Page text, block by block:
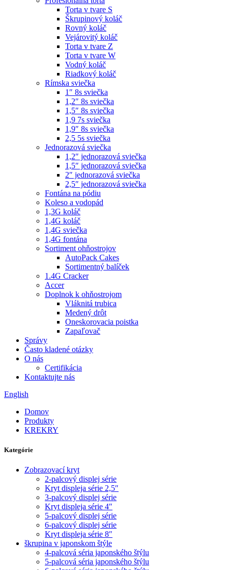
Torta v tvare S
Škrupinový koláč
Rovný koláč
Vejárovitý koláč
Torta v tvare Z
Torta v tvare W
Vodný koláč
Riadkový koláč
Rímska sviečka
1″ 8s sviečka
1,2″ 8s sviečka
1,5″ 8s sviečka
1,9 7s sviečka
1,9″ 8s sviečka
2,5 5s sviečka
Jednorazová sviečka
1,2″ jednorazová sviečka
1,5″ jednorazová sviečka
2″ jednorazová sviečka
2,5″ jednorazová sviečka
Fontána na pódiu
Koleso a vodopád
1,3G koláč
1,4G koláč
1,4G sviečka
1,4G fontána
Sortiment ohňostrojov
AutoPack Cakes
Sortimentný balíček
1.4G Cracker
Accer
Doplnok k ohňostrojom
Vláknitá trubica
Medený drôt
Oneskorovacia poistka
Zapaľovač
Správy
Často kladené otázky
O nás
Certifikácia
Kontaktujte nás
English
Domov
Produkty
KREKRY
Kategórie
Zobrazovací kryt
2-palcový displej série
Kryt displeja série 2,5″
3-palcový displej série
Kryt displeja série 4″
5-palcový displej série
6-palcový displej série
Kryt displeja série 8″
škrupina v japonskom štýle
4-palcová séria japonského štýlu
5-palcová séria japonského štýlu